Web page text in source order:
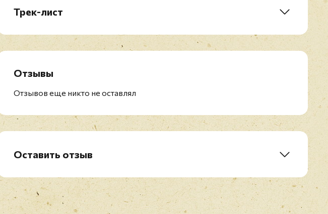
Трек-лист
A2. Cindy Incidentally
A3. Flags And Banners
A5. Borstal Boys
B2. If I'm On The Late Side
B4. Just Another Honky
B5. Ooh La La
Отзывы
Отзывов еще никто не оставлял
Оставить отзыв
Имя * E-mail